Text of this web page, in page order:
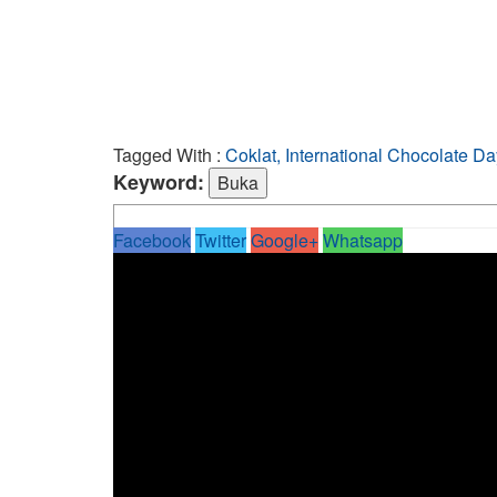
Tagged With : Coklat, International Chocolate
Keyword:
FacebookTwitterGoogle+Whatsapp